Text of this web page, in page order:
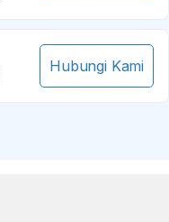
Hubungi Kami